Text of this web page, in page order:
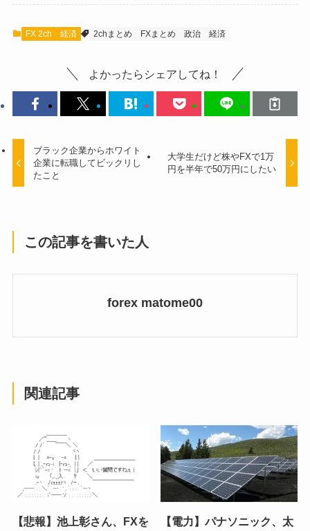
FX 2ch 経済 2chまとめ FXまとめ 政治 経済
よかったらシェアしてね！
ブラック企業からホワイト
企業に転職してビックリし
たこと
大学生だけど株やFXで1万
円を半年で50万円にしたい
この記事を書いた人
forex matome00
関連記事
【悲報】池上彰さん、FXを
【電力】パナソニック、太